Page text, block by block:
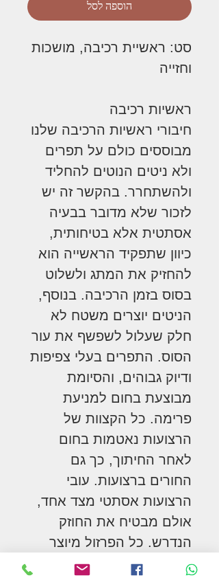
הוספה לסל
סט: ראשיית רכיבה, מושכות
וחזייה
ראשיות רכיבה
חיבורי ראשיות הרכיבה שלנו
מבוססים כולם על תפרים
ולא ניטים הנוטים להחליד
ולהשתחרר. בהקשר זה יש
לזכור שלא מדובר בבעיה
אסתטית אלא בטיחותית,
כיוון שתפקיד הראשייה הוא
להחזיק את המתג ולשלוט
בסוס בזמן הרכיבה. בנוסף,
הניטים יוצרים משטח לא
חלק שעלול לשפשף את עור
הסוס. התפרים בעלי צפיפות
ודיוק גבוהים, והסיומת
מבוצעת בחום למניעת
פרימה. כל הקצוות של
הרצועות נאטמות בחום
לאחר החיתוך, כך גם
החורים ברצועות. עובי
הרצועות אסתטי מצד אחד,
אולם מבטיח את החוזק
הנדרש. כל הפרזול מיוצר
מנירוסטה ברמה הגבוה